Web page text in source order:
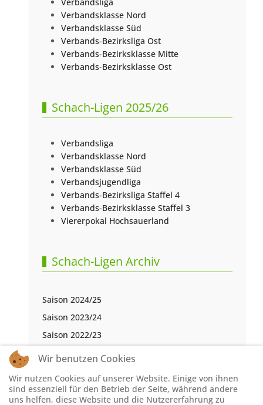
Verbandsklasse Nord
Verbandsklasse Süd
Verbands-Bezirksliga Ost
Verbands-Bezirksklasse Mitte
Verbands-Bezirksklasse Ost
Schach-Ligen 2025/26
Verbandsliga
Verbandsklasse Nord
Verbandsklasse Süd
Verbandsjugendliga
Verbands-Bezirksliga Staffel 4
Verbands-Bezirksklasse Staffel 3
Viererpokal Hochsauerland
Schach-Ligen Archiv
Saison 2024/25
Saison 2023/24
Saison 2022/23
Saison 2021/22
Saison 2019/20
Wir benutzen Cookies
Wir nutzen Cookies auf unserer Website. Einige von ihnen
sind essenziell für den Betrieb der Seite, während andere
uns helfen, diese Website und die Nutzererfahrung zu